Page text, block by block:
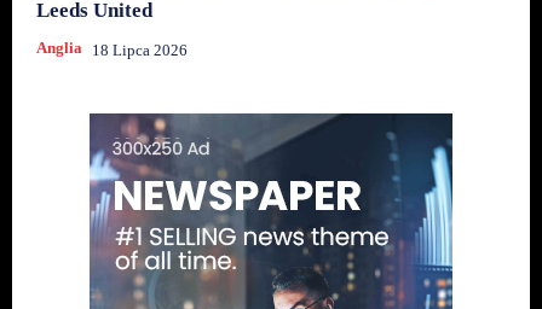
Leeds United
Anglia 18 Lipca 2026